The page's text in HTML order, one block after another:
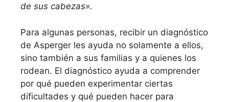
de sus cabezas».
Para algunas personas, recibir un diagnóstico
de Asperger les ayuda no solamente a ellos,
sino también a sus familias y a quienes los
rodean. El diagnóstico ayuda a comprender
por qué pueden experimentar ciertas
dificultades y qué pueden hacer para